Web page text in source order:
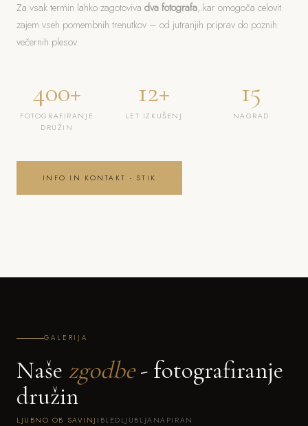
Za vsak termin lahko zagotoviva dva fotografa, kar omogoča celovit
zajem vseh pomembnih trenutkov – od jutranjih priprav do poznih
večernih plesov.
400+
FOTOGRAFIRANJE
DRUŽIN
12+
LET IZKUŠENJ
15
NAGRAD
INFO IN KONTAKT - STIK
GALERIJA
Naše zgodbe- fotografiranje
družin
LJUBNO OB SAVINJI BLED LJUBLJANA PIRAN